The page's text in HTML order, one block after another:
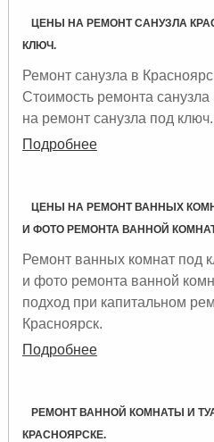
ЦЕНЫ НА РЕМОНТ САНУЗЛА
КЛЮЧ.
Ремонт санузла в
Стоимость ремонта
на ремонт санузла под ключ.
Подробнее
ЦЕНЫ НА РЕМОНТ ВАННЫХ
И ФОТО РЕМОНТА ВАННОЙ
Ремонт ванных комнат под
и фото ремонта ванной
подход при капитальном
Красноярск.
Подробнее
РЕМОНТ ВАННОЙ КОМНАТЫ И
КРАСНОЯРСКЕ.